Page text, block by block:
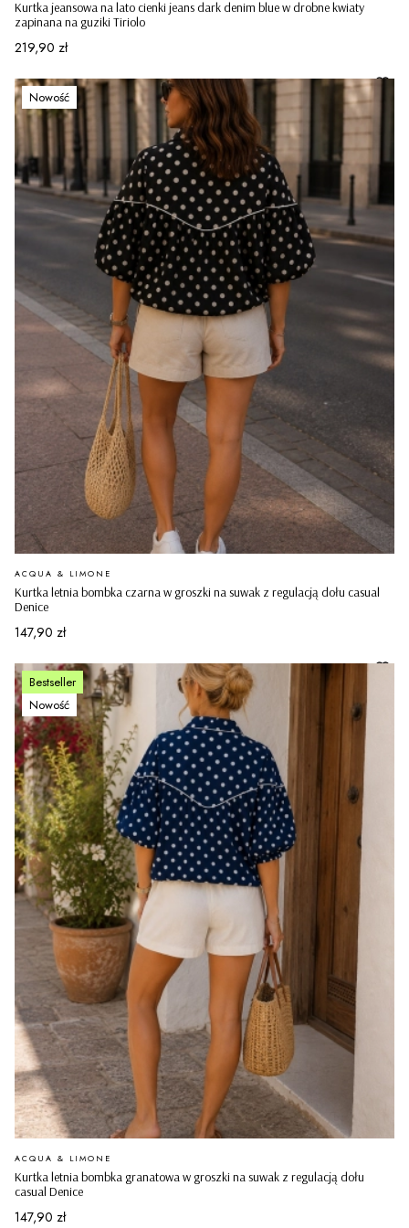
Kurtka jeansowa na lato cienki jeans dark denim blue w drobne kwiaty
zapinana na guziki Tiriolo
Cena
219,90 zł
Nowość
Kurtka letnia bombka czarna w groszki na suwak z regulacją dołu casual
Denice
PRODUCENT
ACQUA & LIMONE
Cena
147,90 zł
Bestseller
Nowość
Kurtka letnia bombka granatowa w groszki na suwak z regulacją dołu
casual Denice
PRODUCENT
ACQUA & LIMONE
Cena
147,90 zł